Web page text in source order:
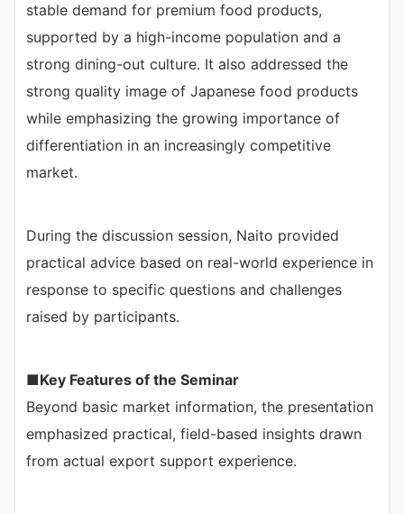
stable demand for premium food products,
supported by a high-income population and a
strong dining-out culture. It also addressed the
strong quality image of Japanese food products
while emphasizing the growing importance of
differentiation in an increasingly competitive
market.
During the discussion session, Naito provided
practical advice based on real-world experience in
response to specific questions and challenges
raised by participants.
■Key Features of the Seminar
Beyond basic market information, the presentation
emphasized practical, field-based insights drawn
from actual export support experience.